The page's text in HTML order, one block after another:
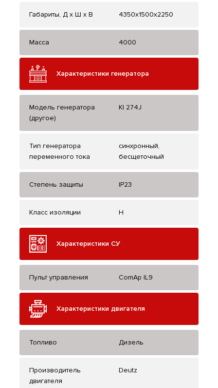
Габариты, Д x Ш x В 4350x1500x2250
Масса 4000
Характеристики генератора
Модель генератора
(другое)
KI 274J
Тип генератора
переменного тока
синхронный,
бесщеточный
Степень защиты IP23
Класс изоляции H
Характеристики СУ
Пульт управления ComAp IL9
Характеристики двигателя
Топливо Дизель
Производитель
двигателя
Deutz